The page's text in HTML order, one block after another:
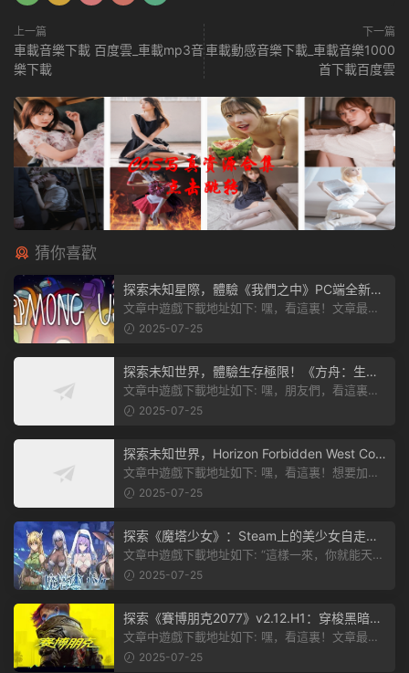
上一篇
車載音樂下載 百度雲_車載mp3音
樂下載
下一篇
車載動感音樂下載_車載音樂1000
首下載百度雲
猜你喜歡
探索未知星際，體驗《我們之中》PC端全新版
本
文章中遊戲下載地址如下: 嘿，看這裏！文章最後
有個圖片，點一下就能加入我們遊...
2025-07-25
探索未知世界，體驗生存極限！《方舟：生存
飛升》v38.9中文版全新升級！
文章中遊戲下載地址如下: 嘿，朋友們，看這裏！
《方舟：生存飛升》這個遊戲超火...
2025-07-25
探索未知世界，Horizon Forbidden West Com
plete Edition正式發布！
文章中遊戲下載地址如下: 嘿，看這裏！想要加入
遊戲資源分享群，就點文章最後那...
2025-07-25
探索《魔塔少女》：Steam上的美少女自走
棋，戰鬥與策略的雙重盛宴！
文章中遊戲下載地址如下: “這樣一來，你就能天天
2025-07-25
探索《賽博朋克2077》v2.12.H1：穿梭黑暗都
市，感受未來世界的震撼
文章中遊戲下載地址如下: 嘿，看這裏！文章最後
有個圖片，點一下就能加入我們的...
2025-07-25